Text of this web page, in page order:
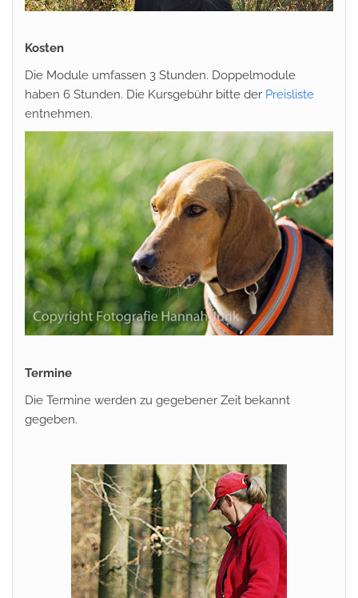
Kosten
Die Module umfassen 3 Stunden. Doppelmodule
haben 6 Stunden. Die Kursgebühr bitte der Preisliste
entnehmen.
Termine
Die Termine werden zu gegebener Zeit bekannt
gegeben.